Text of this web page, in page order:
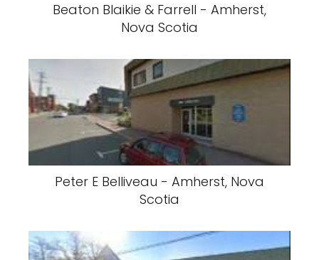
Beaton Blaikie & Farrell - Amherst,
Nova Scotia
Peter E Belliveau - Amherst, Nova
Scotia